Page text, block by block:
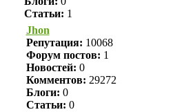
Статьи: 1
Jhon
Репутация: 10068
Форум постов: 1
Новостей: 0
Комментов: 29272
Блоги: 0
Статьи: 0